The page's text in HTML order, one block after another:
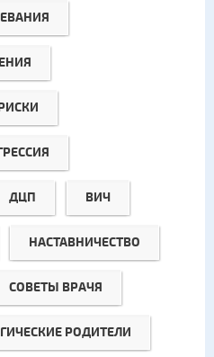
ДЦП ВИЧ
НАСТАВНИЧЕСТВО
СОВЕТЫ ВРАЧЯ
РОДИТЕЛИ